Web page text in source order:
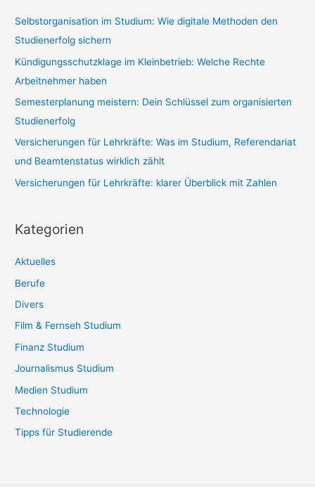
n
n
a
c
h
:
Selbstorganisation im Studium: Wie digitale Methoden den
Studienerfolg sichern
Kündigungsschutzklage im Kleinbetrieb: Welche Rechte
Arbeitnehmer haben
Semesterplanung meistern: Dein Schlüssel zum organisierten
Studienerfolg
Versicherungen für Lehrkräfte: Was im Studium, Referendariat
und Beamtenstatus wirklich zählt
Versicherungen für Lehrkräfte: klarer Überblick mit Zahlen
Kategorien
Aktuelles
Berufe
Divers
Film & Fernseh Studium
Finanz Studium
Journalismus Studium
Medien Studium
Technologie
Tipps für Studierende